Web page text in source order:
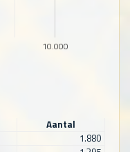
10.000
Aantal
1.880